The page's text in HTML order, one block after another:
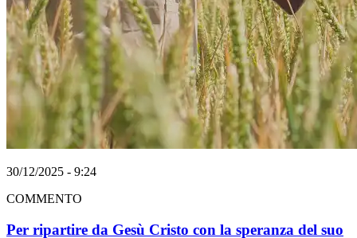
30/12/2025 - 9:24
COMMENTO
Per ripartire da Gesù Cristo con la speranza del suo